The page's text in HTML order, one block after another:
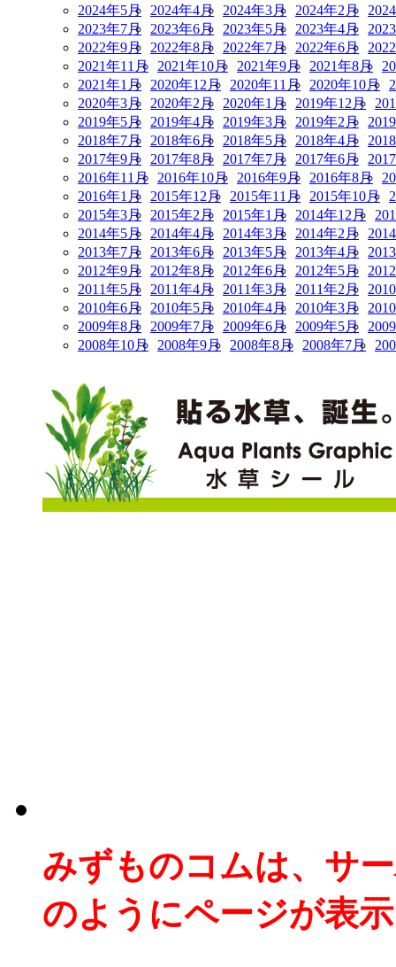
2024年5月
2024年4月 2024年3月 2024年2月
2023年7月
2023年6月 2023年5月 2023年4月
2022年9月
2022年8月 2022年7月 2022年6月
2021年11月
2021年10月 2021年9月 2021年8月
2021年1月
2020年12月 2020年11月 2020年10月
2020年3月
2020年2月 2020年1月 2019年12月
2019年5月
2019年4月 2019年3月 2019年2月
2018年7月
2018年6月 2018年5月 2018年4月
2017年9月
2017年8月 2017年7月 2017年6月
2016年11月
2016年10月 2016年9月 2016年8月
2016年1月
2015年12月 2015年11月 2015年10月
2015年3月
2015年2月 2015年1月 2014年12月
2014年5月
2014年4月 2014年3月 2014年2月
2013年7月
2013年6月 2013年5月 2013年4月
2012年9月
2012年8月 2012年6月 2012年5月
2011年5月
2011年4月 2011年3月 2011年2月
2010年6月
2010年5月 2010年4月 2010年3月
2009年8月
2009年7月 2009年6月 2009年5月
2008年10月
2008年9月 2008年8月 2008年7月
みずものコムは、サ
のようにページが表